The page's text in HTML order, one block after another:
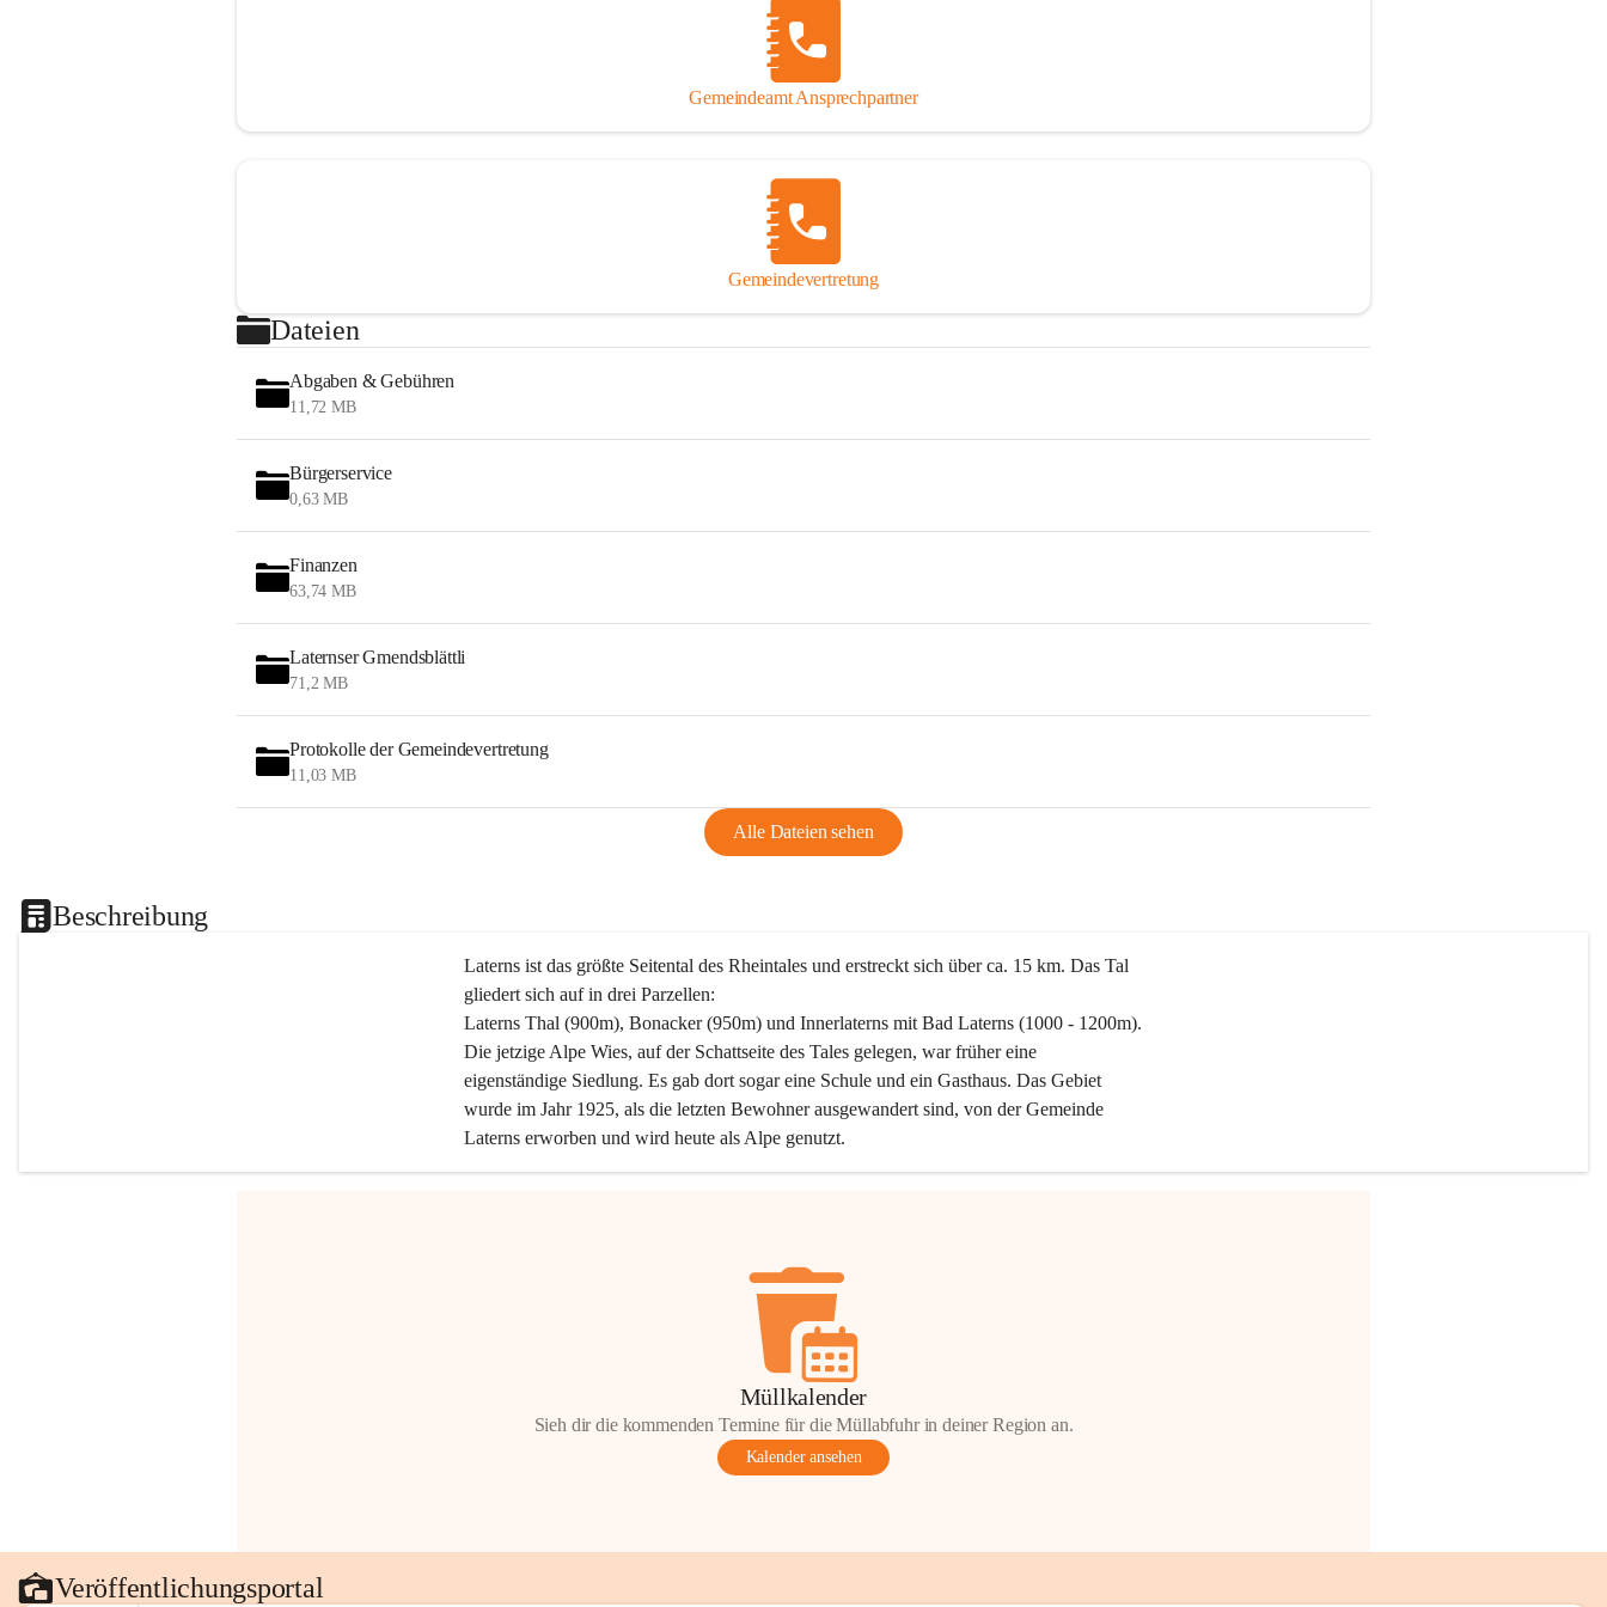
Gemeindeamt Ansprechpartner
Gemeindevertretung
Dateien
Abgaben & Gebühren
11,72 MB
Bürgerservice
0,63 MB
Finanzen
63,74 MB
Laternser Gmendsblättli
71,2 MB
Protokolle der Gemeindevertretung
11,03 MB
Alle Dateien sehen
Beschreibung
Laterns ist das größte Seitental des Rheintales und erstreckt sich über ca. 15 km. Das Tal
gliedert sich auf in drei Parzellen:
Laterns Thal (900m), Bonacker (950m) und Innerlaterns mit Bad Laterns (1000 - 1200m).
Die jetzige Alpe Wies, auf der Schattseite des Tales gelegen, war früher eine
eigenständige Siedlung. Es gab dort sogar eine Schule und ein Gasthaus. Das Gebiet
wurde im Jahr 1925, als die letzten Bewohner ausgewandert sind, von der Gemeinde
Laterns erworben und wird heute als Alpe genutzt.
Müllkalender
Sieh dir die kommenden Termine für die Müllabfuhr in deiner Region an.
Kalender ansehen
Veröffentlichungsportal